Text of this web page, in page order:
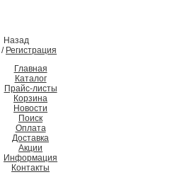
Назад
/ Регистрация
Главная
Каталог
Прайс-листы
Корзина
Новости
Поиск
Оплата
Доставка
Акции
Информация
Контакты